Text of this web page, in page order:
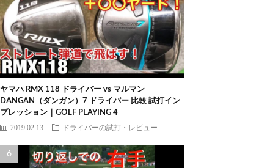
ヤマハ RMX 118 ドライバー vs マルマン
DANGAN（ダンガン）7 ドライバー 比較 試打イン
プレッション｜GOLF PLAYING 4
2019.02.13 ドライバーの試打・レビュー